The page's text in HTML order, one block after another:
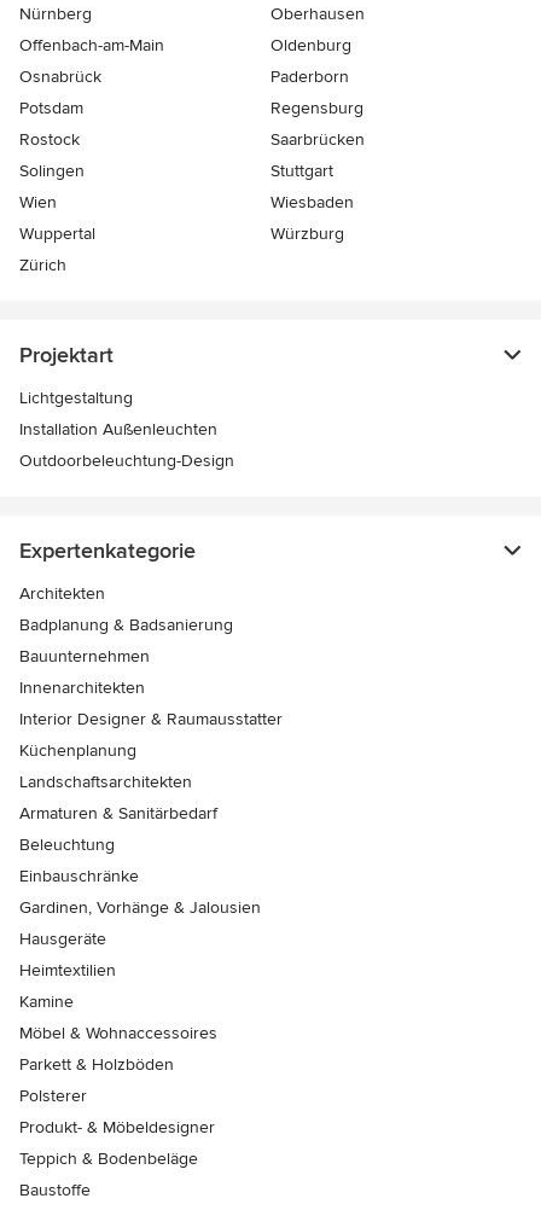
Nürnberg
Oberhausen
Offenbach-am-Main
Oldenburg
Osnabrück
Paderborn
Potsdam
Regensburg
Rostock
Saarbrücken
Solingen
Stuttgart
Wien
Wiesbaden
Wuppertal
Würzburg
Zürich
Projektart
Lichtgestaltung
Installation Außenleuchten
Outdoorbeleuchtung-Design
Expertenkategorie
Architekten
Badplanung & Badsanierung
Bauunternehmen
Innenarchitekten
Interior Designer & Raumausstatter
Küchenplanung
Landschaftsarchitekten
Armaturen & Sanitärbedarf
Beleuchtung
Einbauschränke
Gardinen, Vorhänge & Jalousien
Hausgeräte
Heimtextilien
Kamine
Möbel & Wohnaccessoires
Parkett & Holzböden
Polsterer
Produkt- & Möbeldesigner
Teppich & Bodenbeläge
Baustoffe